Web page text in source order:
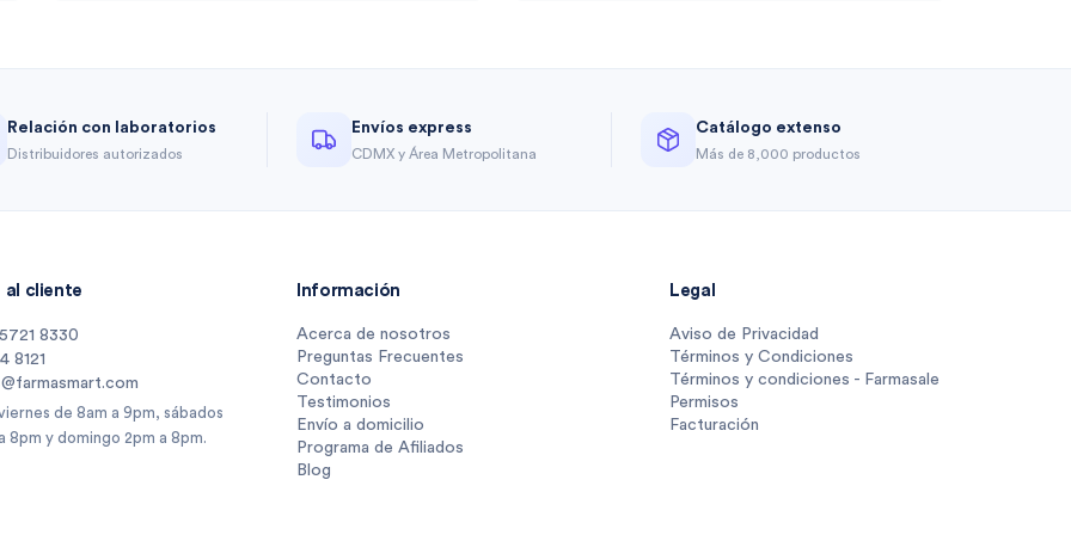
Relación con laboratorios
Distribuidores autorizados
Envíos express
CDMX y Área Metropolitana
Catálogo extenso
Más de 8,000 productos
al cliente
8330
8121
de 8am a 9pm, sábados
8pm y domingo 2pm a 8pm.
Información
Acerca de nosotros
Preguntas Frecuentes
Contacto
Testimonios
Envío a domicilio
Programa de Afiliados
Blog
Legal
Aviso de Privacidad
Términos y Condiciones
Términos y condiciones - Farmasale
Permisos
Facturación